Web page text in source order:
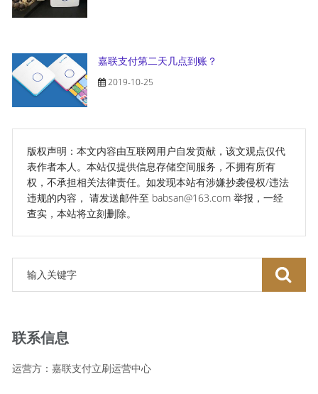
嘉联支付第二天几点到账？
2019-10-25
版权声明：本文内容由互联网用户自发贡献，该文观点仅代
表作者本人。本站仅提供信息存储空间服务，不拥有所有
权，不承担相关法律责任。如发现本站有涉嫌抄袭侵权/违法
违规的内容， 请发送邮件至 babsan@163.com 举报，一经
查实，本站将立刻删除。
联系信息
运营方：嘉联支付立刷运营中心